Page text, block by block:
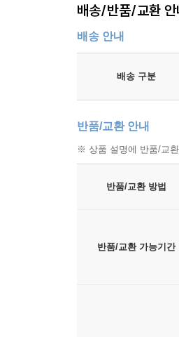
배송/반품/교환 안
배송 안내
배송 구분
반품/교환 안내
※ 상품 설명에 반품/교
반품/교환 방법
반품/교환 가능기간